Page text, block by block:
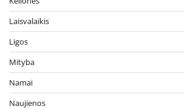
Laisvalaikis
Ligos
Mityba
Namai
Naujienos